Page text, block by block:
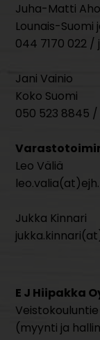
Juha-Matti Aho
Lounais-Suomi
044 7170 022
Jani Vainio
Koko Suomi
050 523 8845
Leo Väliä
Jukka Kinnari
E J Hiipakka
Veistokouluntie
(myynti ja